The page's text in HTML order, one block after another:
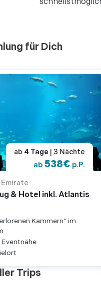
für Dich
ab 4 Tage | 3 Nächte
ab 538€ p.P.
& Hotel inkl. Atlantis
Kammern“ im
Trips